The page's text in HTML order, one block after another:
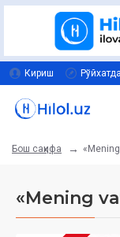
Кириш
Бош саҳифа
«Mening